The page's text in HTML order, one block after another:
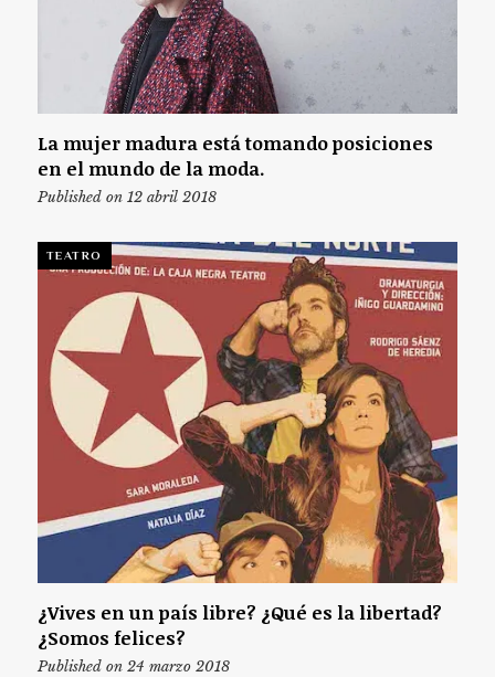
La mujer madura está tomando posiciones
en el mundo de la moda.
Published on 12 abril 2018
TEATRO
¿Vives en un país libre? ¿Qué es la libertad?
¿Somos felices?
Published on 24 marzo 2018